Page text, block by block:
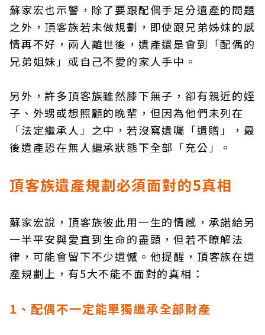
蘇家宏也示警，除了要跟配偶手足分遺產的問題
之外，頂客族若未做規劃，即使跟兄弟姊妹的感
情再不好，兩人離世後，遺產還是會到「配偶的
兄弟姐妹」或自己不愛的家人手中。
另外，許多頂客族雖然膝下無子，卻有親近的姪
子、外甥或想照顧的晚輩，但因為他們未列在
「法定繼承人」之中，若沒寫遺囑「遺贈」，最
後遺產恐在無人繼承狀態下全部「充公」。
頂客族遺產規劃必須面對的5真相
蘇家宏說，頂客族彼此用一生的情感，承諾給另
一半平安與愛直到生命的盡頭，但若不瞭解法
律，可能會留下不少遺憾。他提醒，頂客族在遺
產規劃上，有5大不能不面對的真相：
1、配偶不一定能單獨繼承全部財產